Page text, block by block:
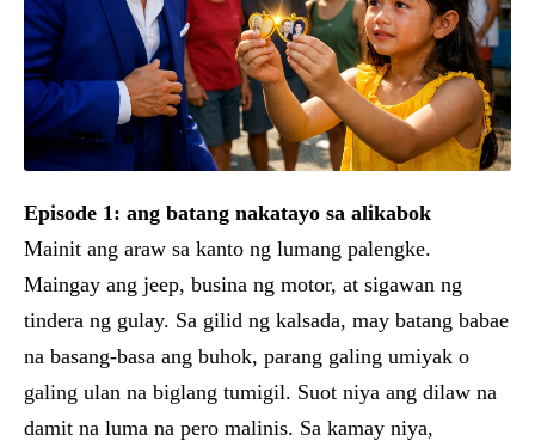
Episode 1: ang batang nakatayo sa alikabok
Mainit ang araw sa kanto ng lumang palengke.
Maingay ang jeep, busina ng motor, at sigawan ng
tindera ng gulay. Sa gilid ng kalsada, may batang babae
na basang-basa ang buhok, parang galing umiyak o
galing ulan na biglang tumigil. Suot niya ang dilaw na
damit na luma na pero malinis. Sa kamay niya,